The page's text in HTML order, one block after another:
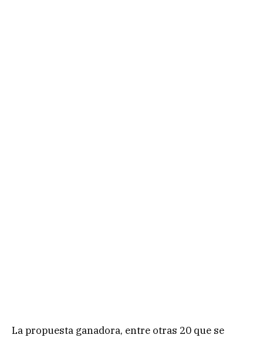
La propuesta ganadora, entre otras 20 que se